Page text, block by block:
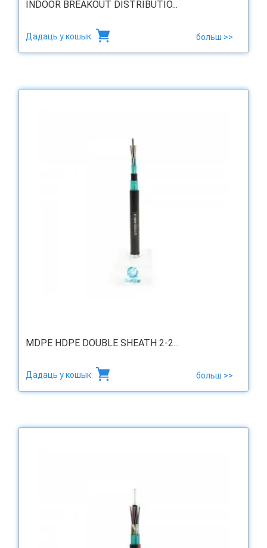
INDOOR BREAKOUT DISTRIBUTIO...
Дадаць у кошык больш >>
MDPE HDPE DOUBLE SHEATH 2-2...
Дадаць у кошык больш >>